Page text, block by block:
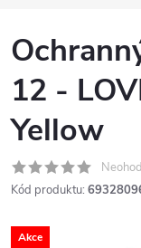
12 -
Yellow
Kód produktu:
Akce